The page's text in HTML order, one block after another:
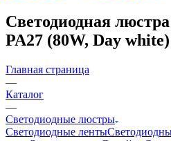
Светодиодная
PA27 (80W, Day white)
Главная страница
—
Каталог
—
Светодиодные люстры
Светодиодные ленты